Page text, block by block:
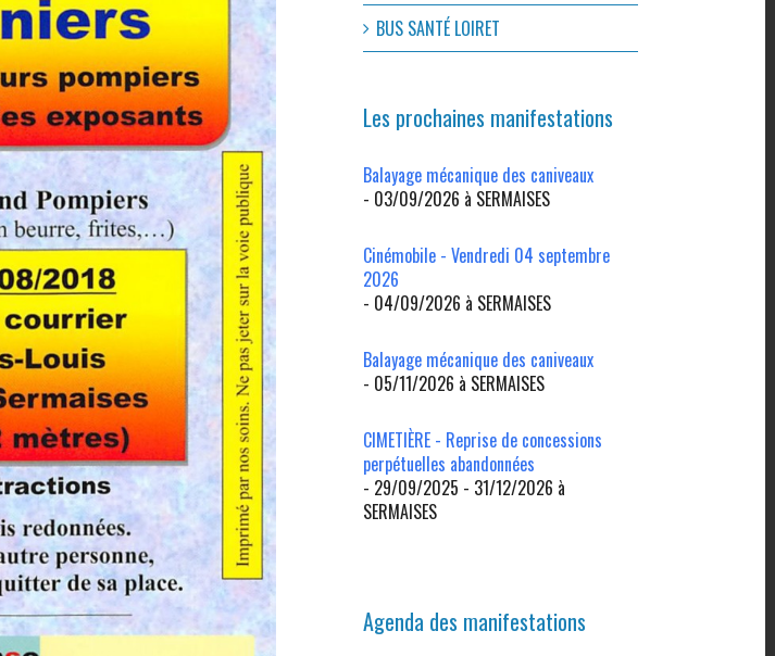
BUS SANTÉ LOIRET
Les prochaines manifestations
Balayage mécanique des caniveaux
- 03/09/2026 à SERMAISES
Cinémobile - Vendredi 04 septembre
2026
- 04/09/2026 à SERMAISES
Balayage mécanique des caniveaux
- 05/11/2026 à SERMAISES
CIMETIÈRE - Reprise de concessions
perpétuelles abandonnées
- 29/09/2025 - 31/12/2026 à
SERMAISES
Agenda des manifestations